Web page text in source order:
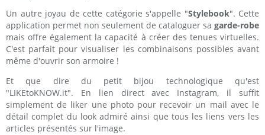
Un autre joyau de cette catégorie s'appelle "Stylebook". Cette
application permet non seulement de cataloguer sa garde-robe
mais offre également la capacité à créer des tenues virtuelles.
C'est parfait pour visualiser les combinaisons possibles avant
même d'ouvrir son armoire !
Et que dire du petit bijou technologique qu'est
"LIKEtoKNOW.it". En lien direct avec Instagram, il suffit
simplement de liker une photo pour recevoir un mail avec le
détail complet du look admiré ainsi que tous les liens vers les
articles présentés sur l'image.